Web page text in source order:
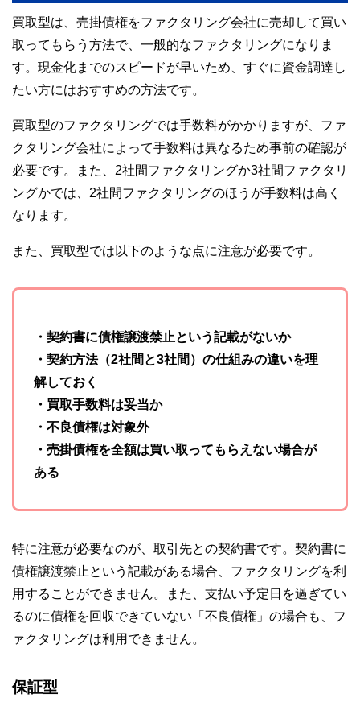
買取型は、売掛債権をファクタリング会社に売却して買い
取ってもらう方法で、一般的なファクタリングになりま
す。現金化までのスピードが早いため、すぐに資金調達し
たい方にはおすすめの方法です。
買取型のファクタリングでは手数料がかかりますが、ファ
クタリング会社によって手数料は異なるため事前の確認が
必要です。また、2社間ファクタリングか3社間ファクタリ
ングかでは、2社間ファクタリングのほうが手数料は高く
なります。
また、買取型では以下のような点に注意が必要です。
・契約書に債権譲渡禁止という記載がないか
・契約方法（2社間と3社間）の仕組みの違いを理
解しておく
・買取手数料は妥当か
・不良債権は対象外
・売掛債権を全額は買い取ってもらえない場合が
ある
特に注意が必要なのが、取引先との契約書です。契約書に
債権譲渡禁止という記載がある場合、ファクタリングを利
用することができません。また、支払い予定日を過ぎてい
るのに債権を回収できていない「不良債権」の場合も、フ
ァクタリングは利用できません。
保証型